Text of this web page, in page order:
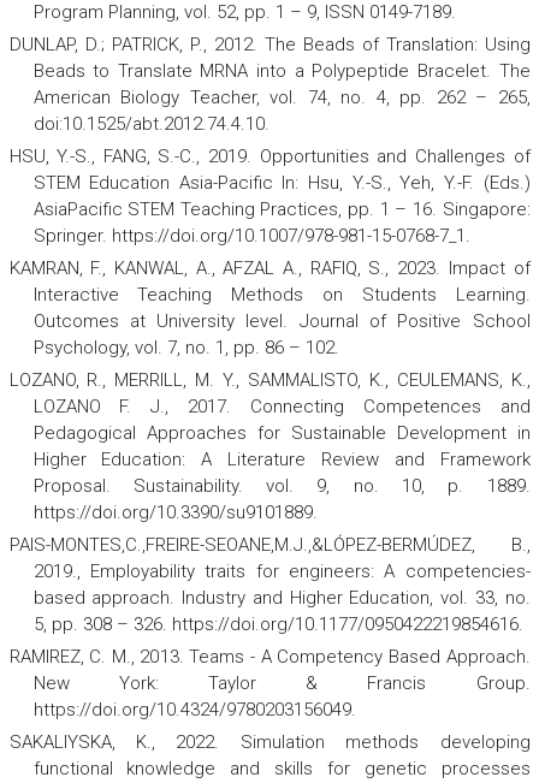
Program Planning, vol. 52, pp. 1 – 9, ISSN 0149-7189.
DUNLAP, D.; PATRICK, P., 2012. The Beads of Translation: Using
Beads to Translate MRNA into a Polypeptide Bracelet. The
American Biology Teacher, vol. 74, no. 4, pp. 262 – 265,
doi:10.1525/abt.2012.74.4.10.
HSU, Y.-S., FANG, S.-C., 2019. Opportunities and Challenges of
STEM Education Asia-Pacific In: Hsu, Y.-S., Yeh, Y.-F. (Eds.)
AsiaPacific STEM Teaching Practices, pp. 1 – 16. Singapore:
Springer. https://doi.org/10.1007/978-981-15-0768-7_1.
KAMRAN, F., KANWAL, A., AFZAL A., RAFIQ, S., 2023. Impact of
Interactive Teaching Methods on Students Learning.
Outcomes at University level. Journal of Positive School
Psychology, vol. 7, no. 1, pp. 86 – 102.
LOZANO, R., MERRILL, M. Y., SAMMALISTO, K., CEULEMANS, K.,
LOZANO F. J., 2017. Connecting Competences and
Pedagogical Approaches for Sustainable Development in
Higher Education: A Literature Review and Framework
Proposal. Sustainability.vol. 9, no. 10, p. 1889.
https://doi.org/10.3390/su9101889.
PAIS-MONTES,C.,FREIRE-SEOANE,M.J.,&LÓPEZ-BERMÚDEZ, B.,
2019., Employability traits for engineers: A competencies-
based approach. Industry and Higher Education, vol. 33, no.
5, pp. 308 – 326. https://doi.org/10.1177/0950422219854616.
RAMIREZ, C. M., 2013.Teams - A Competency Based Approach.
New York: Taylor & Francis Group.
https://doi.org/10.4324/9780203156049.
SAKALIYSKA, K., 2022. Simulation methods developing
functional knowledge and skills for genetic processes